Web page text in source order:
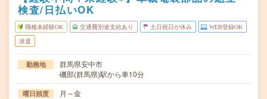
検査/日払いOK
職種未経験OK 交通費別途支給あり 土日祝日が休み WEB登録OK
派遣
勤務地
群馬県安中市
磯部(群馬県)駅から車10分
曜日頻度 月～金